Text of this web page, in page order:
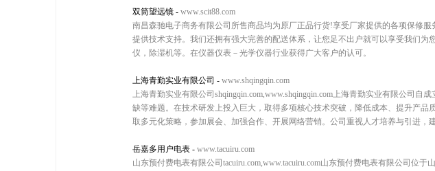
双筒望远镜 - www.scit88.com
南昌森驰电子商务有限公司所售商品均为原厂正品行货!享受厂家提供的各项保修
提供技术支持。我们还拥有强大完善的配送体系，让您足不出户就可以享受我们
仪，除湿机等。在仪器仪表－光学仪器行业获得广大客户的认可。
上海青勤实业有限公司 - www.shqingqin.com
上海青勤实业有限公司shqingqin.com,www.shqingqin.com上海青勤实业有限公司
缺等难题。在技术研发上投入巨大，取得多项核心技术突破，降低成本、提升产
取多元化策略，参加展会、加强合作、开展网络营销。公司重视人才培养与引进，
岳嘉多用户电表 - www.tacuiru.com
山东预付费电表有限公司tacuiru.com,www.tacuiru.com山东预付费电表有限公司位